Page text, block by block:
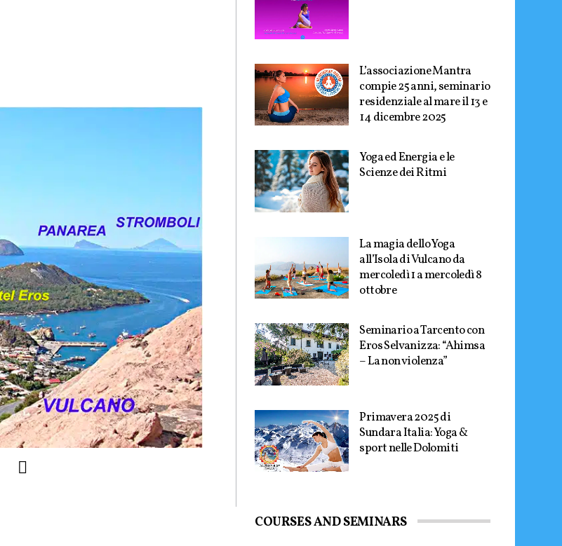
L’associazione Mantra
compie 25 anni, seminario
residenziale al mare il 13 e
14 dicembre 2025
Yoga ed Energia e le
Scienze dei Ritmi
La magia dello Yoga
all’Isola di Vulcano da
mercoledì 1 a mercoledì 8
ottobre
Seminario a Tarcento con
Eros Selvanizza: “Ahimsa
– La non violenza”
Primavera 2025 di
Sundara Italia: Yoga &
sport nelle Dolomiti
COURSES AND SEMINARS